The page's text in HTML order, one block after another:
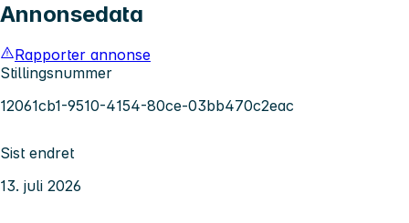
Annonsedata
Rapporter annonse
Stillingsnummer
12061cb1-9510-4154-80ce-03bb470c2eac
Sist endret
13. juli 2026